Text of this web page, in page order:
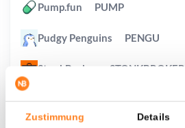
Zustimmung Details
Pump.fun PUMP
Pudgy Penguins PENGU
StonkBroker STONKBROKER
Pi Network PI